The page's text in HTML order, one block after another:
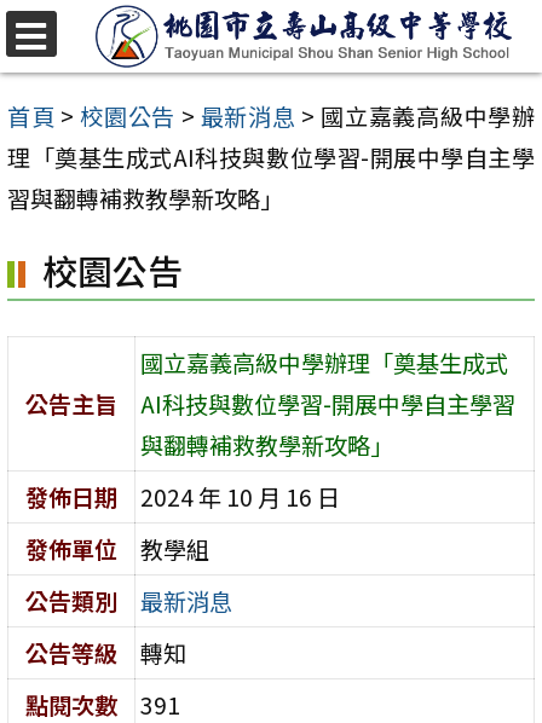
跳
至
主
要
內
區
首頁 > 校園公告 > 最新消息 > 國立嘉義高級中學辦
理「奠基生成式AI科技與數位學習-開展中學自主學
習與翻轉補救教學新攻略」
校園公告
公告主旨
國立嘉義高級中學辦理「奠基生成式
AI科技與數位學習-開展中學自主學習
與翻轉補救教學新攻略」
發佈日期
2024 年 10 月 16 日
發佈單位
教學組
公告類別
最新消息
公告等級
轉知
點閱次數
391
選
單